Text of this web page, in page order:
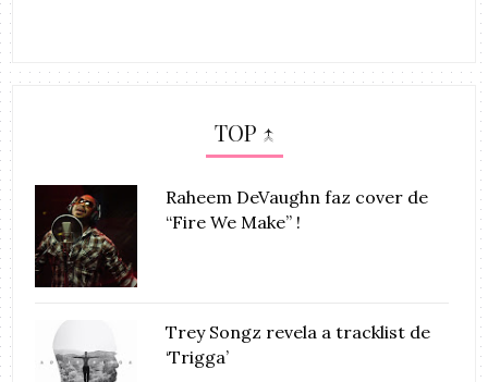
TOP ↑
Raheem DeVaughn faz cover de
“Fire We Make” !
Trey Songz revela a tracklist de
‘Trigga’